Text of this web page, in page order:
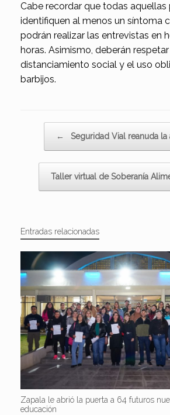
Cabe recordar que todas aquellas
identifiquen al menos un síntoma
podrán realizar las entrevistas en
horas. Asimismo, deberán
distanciamiento social y el uso
barbijos.
← Seguridad Vial reanuda la
Taller virtual de Soberanía
Entradas relacionadas
Zapala le abrió la puerta a 64 futuros
educación